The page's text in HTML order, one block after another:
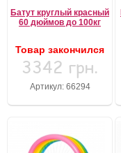
Батут круглый красный
60 дюймов до 100кг
Товар закончился
3342 грн.
Артикул: 66294